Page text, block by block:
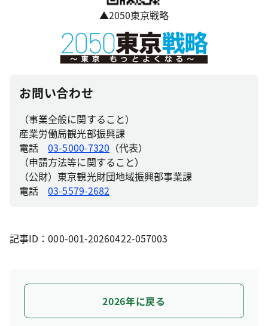
▲2050東京戦略
お問い合わせ
（事業全般に関すること）
産業労働局観光部振興課
電話03-5000-7320 （代表）
（申請方法等に関すること）
（公財）東京観光財団地域振興部事業課
電話03-5579-2682
記事ID：000-001-20260422-057003
2026年に戻る